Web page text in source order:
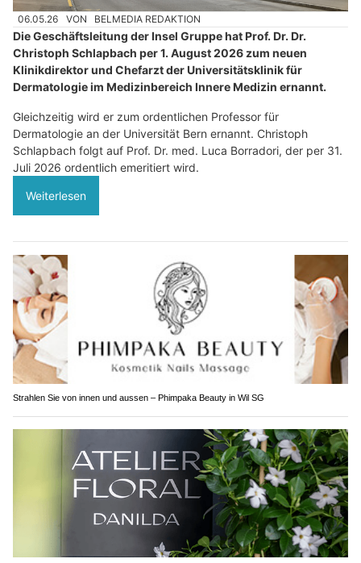
06.05.26 VON BELMEDIA REDAKTION
Die Geschäftsleitung der Insel Gruppe hat Prof. Dr. Dr.
Christoph Schlapbach per 1. August 2026 zum neuen
Klinikdirektor und Chefarzt der Universitätsklinik für
Dermatologie im Medizinbereich Innere Medizin ernannt.
Gleichzeitig wird er zum ordentlichen Professor für
Dermatologie an der Universität Bern ernannt. Christoph
Schlapbach folgt auf Prof. Dr. med. Luca Borradori, der per 31.
Juli 2026 ordentlich emeritiert wird.
Weiterlesen
Strahlen Sie von innen und aussen – Phimpaka Beauty in Wil SG